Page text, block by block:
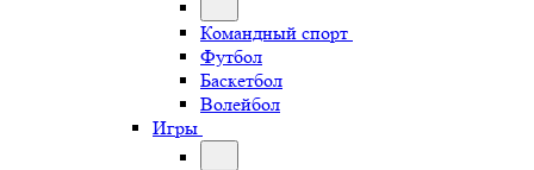
Командный спорт
Футбол
Баскетбол
Волейбол
Игры